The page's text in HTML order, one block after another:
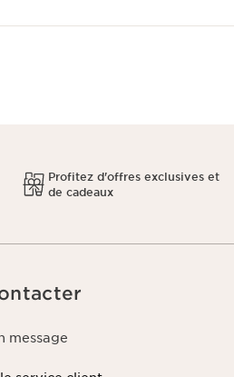
Profitez d'offres exclusives et
de cadeaux
message